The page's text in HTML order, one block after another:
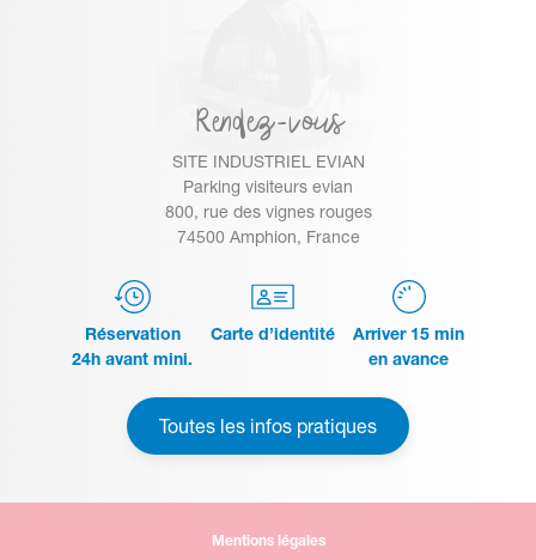
Rendez-vous
SITE INDUSTRIEL EVIAN
Parking visiteurs evian
800, rue des vignes rouges
74500 Amphion, France
Réservation
24h avant mini.
Carte d’identité
Arriver 15 min
en avance
Toutes les infos pratiques
Mentions légales